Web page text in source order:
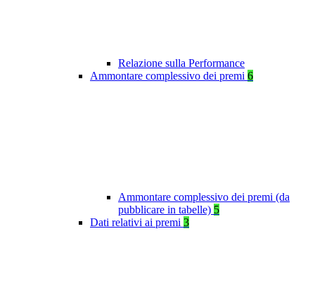
Relazione sulla Performance
Ammontare complessivo dei premi 6
Ammontare complessivo dei premi (da
pubblicare in tabelle) 5
Dati relativi ai premi 3